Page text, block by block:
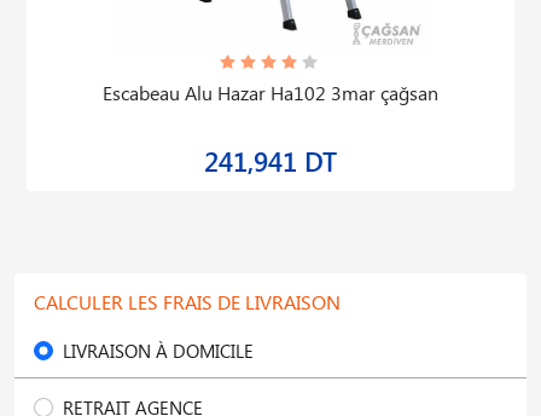
Escabeau Alu Hazar Ha102 3mar çağsan
241,941 DT
CALCULER LES FRAIS DE LIVRAISON
LIVRAISON À DOMICILE
RETRAIT AGENCE